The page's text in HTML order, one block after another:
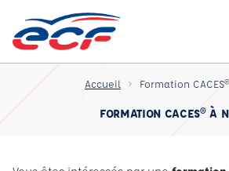
Accueil Formation
FORMATION CACES® À